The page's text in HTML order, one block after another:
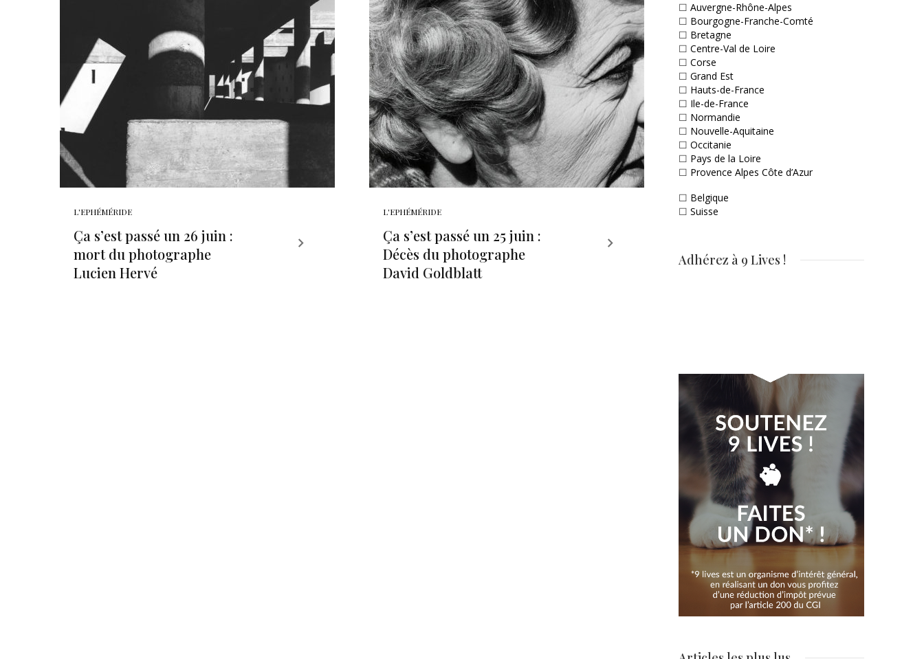
L'EPHÉMÉRIDE
Ça s’est passé un 26 juin :
mort du photographe
Lucien Hervé
L'EPHÉMÉRIDE
Ça s’est passé un 25 juin :
Décès du photographe
David Goldblatt
☐ Auvergne-Rhône-Alpes
☐ Bourgogne-Franche-Comté
☐ Bretagne
☐ Centre-Val de Loire
☐ Corse
☐ Grand Est
☐ Hauts-de-France
☐ Ile-de-France
☐ Normandie
☐ Nouvelle-Aquitaine
☐ Occitanie
☐ Pays de la Loire
☐ Provence Alpes Côte d’Azur
☐ Belgique
☐ Suisse
Adhérez à 9 Lives !